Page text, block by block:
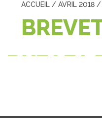
ACCUEIL /AVRIL 2018